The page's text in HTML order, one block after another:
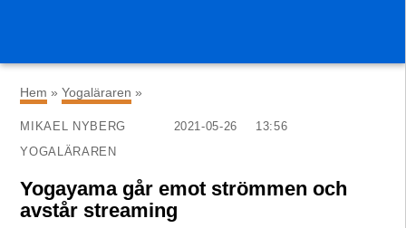
Hem »Yogaläraren »
MIKAEL NYBERG 2021-05-26
13:56
YOGALÄRAREN
Yogayama går emot strömmen och
avstår streaming